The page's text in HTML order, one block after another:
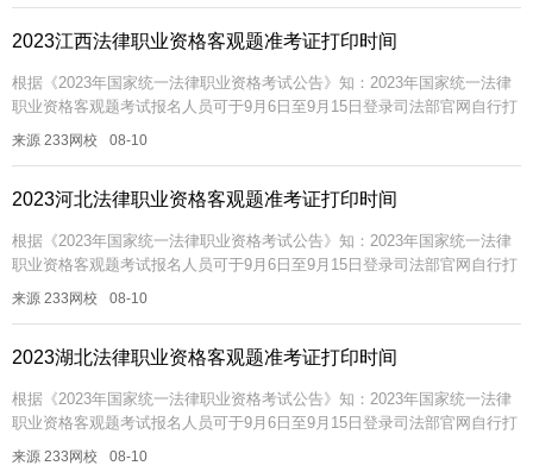
2023江西法律职业资格客观题准考证打印时间
根据《2023年国家统一法律职业资格考试公告》知：2023年国家统一法律
职业资格客观题考试报名人员可于9月6日至9月15日登录司法部官网自行打
印准考证。插入模块2023年法考客观题准考证打印时间202...
来源 233网校 08-10
2023河北法律职业资格客观题准考证打印时间
根据《2023年国家统一法律职业资格考试公告》知：2023年国家统一法律
职业资格客观题考试报名人员可于9月6日至9月15日登录司法部官网自行打
印准考证。插入模块2023年法考客观题准考证打印时间202...
来源 233网校 08-10
2023湖北法律职业资格客观题准考证打印时间
根据《2023年国家统一法律职业资格考试公告》知：2023年国家统一法律
职业资格客观题考试报名人员可于9月6日至9月15日登录司法部官网自行打
印准考证。插入模块2023年法考客观题准考证打印时间202...
来源 233网校 08-10